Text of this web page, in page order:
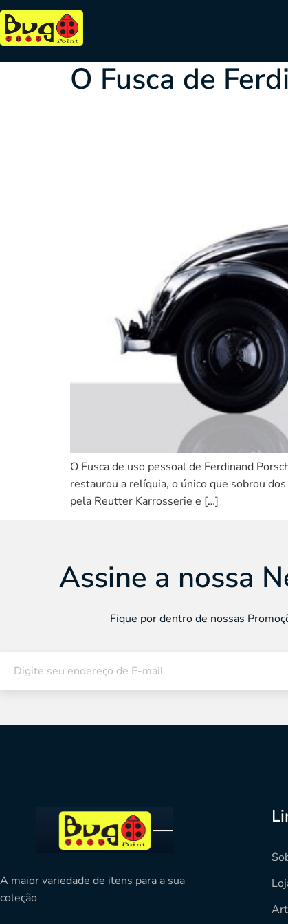
Tag:
O Fusca de
O Fusca de uso pessoal de Ferdinand
restaurou a relíquia, o único que sobrou
pela Reutter Karrosserie e […]
Assine a nossa
Fique por dentro de nossas
A maior variedade de itens para a sua
coleção